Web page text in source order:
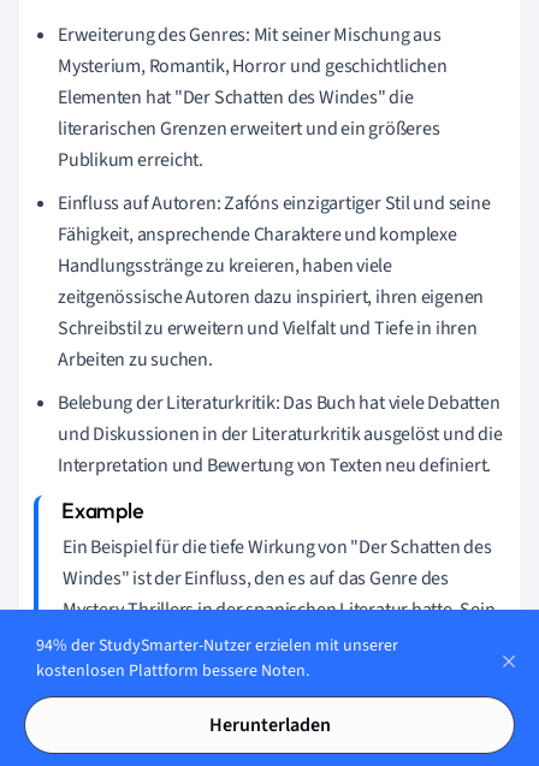
Erweiterung des Genres: Mit seiner Mischung aus
Mysterium, Romantik, Horror und geschichtlichen
Elementen hat "Der Schatten des Windes" die
literarischen Grenzen erweitert und ein größeres
Publikum erreicht.
Einfluss auf Autoren: Zafóns einzigartiger Stil und seine
Fähigkeit, ansprechende Charaktere und komplexe
Handlungsstränge zu kreieren, haben viele
zeitgenössische Autoren dazu inspiriert, ihren eigenen
Schreibstil zu erweitern und Vielfalt und Tiefe in ihren
Arbeiten zu suchen.
Belebung der Literaturkritik: Das Buch hat viele Debatten
und Diskussionen in der Literaturkritik ausgelöst und die
Interpretation und Bewertung von Texten neu definiert.
Ein Beispiel für die tiefe Wirkung von "Der Schatten des
Windes" ist der Einfluss, den es auf das Genre des
Mystery-Thrillers in der spanischen Literatur hatte. Sein
Erfolg hat die Tür für andere Autoren geöffnet, die
ähnliche Arten von Geschichten erzählen möchten, und
hat das Genre diversifiziert und erweitert.
94% der StudySmarter-Nutzer erzielen mit unserer
kostenlosen Plattform bessere Noten.
Herunterladen